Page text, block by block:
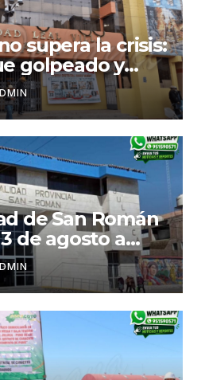
supera la crisis:
golpeado y
al nuevo
para obras
de San Román
de agosto a
del Comité
y Salud en el